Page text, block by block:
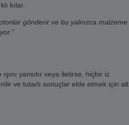
kılar.
gönderir ve bu yalnızca malzeme
yansıtır veya iletirse, hiçbir iz
ve tutarlı sonuçlar elde etmek için alt